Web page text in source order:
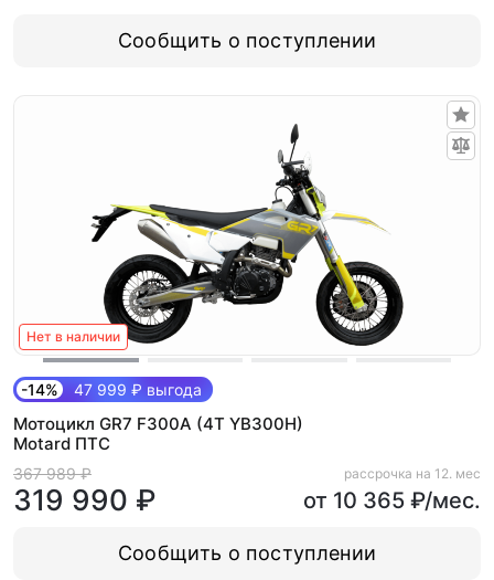
Сообщить о поступлении
Нет в наличии
-14% 47 999 ₽ выгода
Мотоцикл GR7 F300A (4T YB300H)
Motard ПТС
367 989 ₽
319 990 ₽
рассрочка на 12. мес
от 10 365 ₽/мес.
Сообщить о поступлении